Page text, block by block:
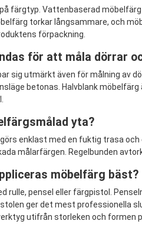
färgtyp. Vattenbaserad
torkar långsammare, och
förpackning.
för att måla dörrar
sig utmärkt även för målning av
betonas. Halvblank
yta?
enklast med en fuktig trasa
målarfärgen. Regelbunden
möbelfärg bäst?
rulle, pensel eller färgpistol.
ger det mest professionella
utifrån storleken och formen